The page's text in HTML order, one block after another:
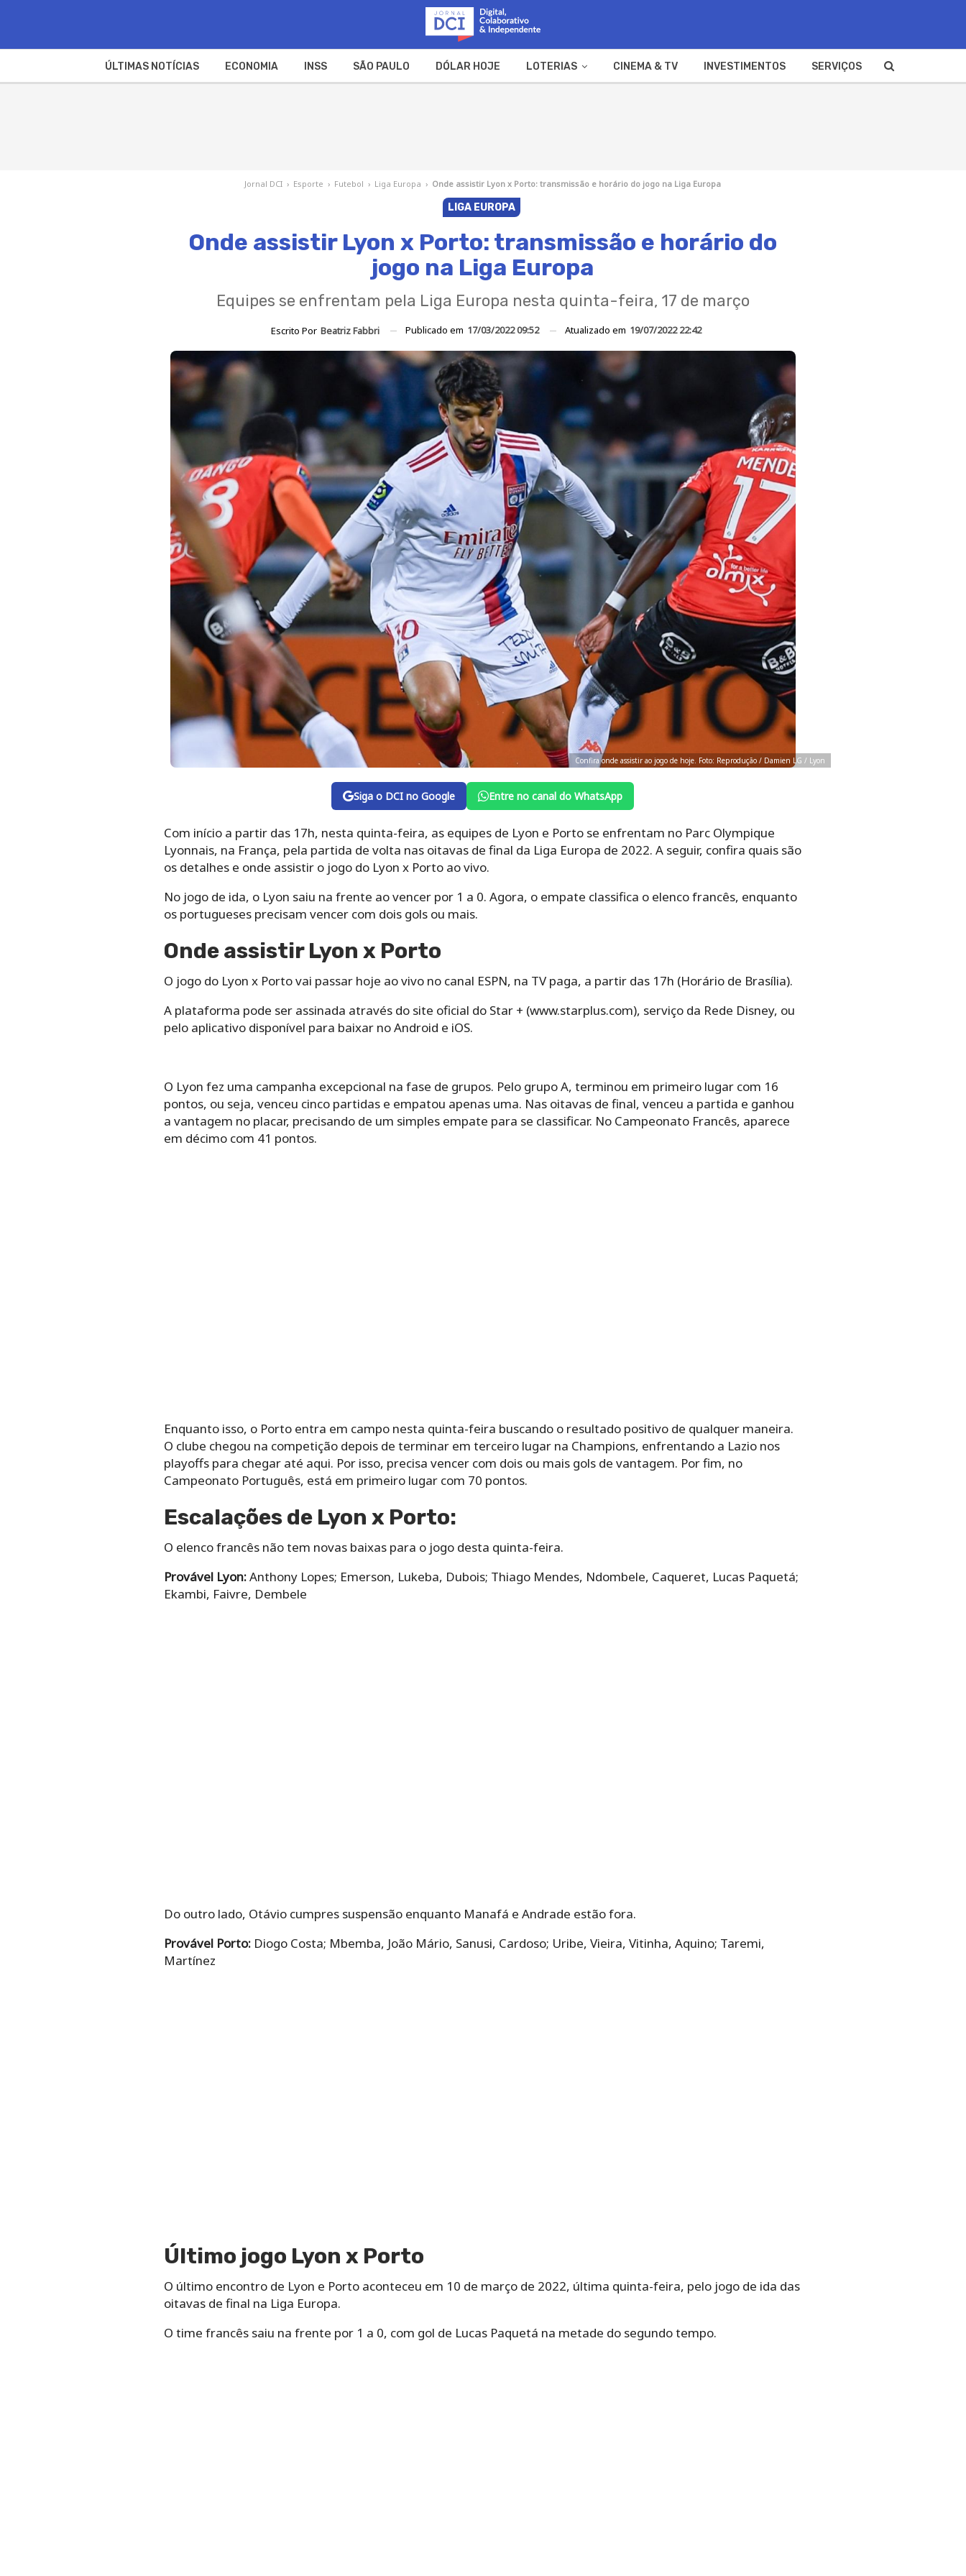
ÚLTIMAS NOTÍCIAS ECONOMIA INSS SÃO PAULO DÓLAR HOJE LOTERIAS CINEMA & TV INVESTIMENTOS SERVIÇOS
Jornal DCI › Esporte › Futebol › Liga Europa › Onde assistir Lyon x Porto: transmissão e horário do jogo na Liga Europa
LIGA EUROPA
Onde assistir Lyon x Porto: transmissão e horário do
jogo na Liga Europa
Equipes se enfrentam pela Liga Europa nesta quinta-feira, 17 de março
Escrito Por Beatriz Fabbri Publicado em 17/03/2022 09:52 Atualizado em 19/07/2022 22:42
Confira onde assistir ao jogo de hoje. Foto: Reprodução / Damien LG / Lyon
Siga o DCI no Google Entre no canal do WhatsApp
Com início a partir das 17h, nesta quinta-feira, as equipes de Lyon e Porto se enfrentam no Parc Olympique
Lyonnais, na França, pela partida de volta nas oitavas de final da Liga Europa de 2022. A seguir, confira quais são
os detalhes e onde assistir o jogo do Lyon x Porto ao vivo.
No jogo de ida, o Lyon saiu na frente ao vencer por 1 a 0. Agora, o empate classifica o elenco francês, enquanto
os portugueses precisam vencer com dois gols ou mais.
Onde assistir Lyon x Porto
O jogo do Lyon x Porto vai passar hoje ao vivo no canal ESPN, na TV paga, a partir das 17h (Horário de Brasília).
A plataforma pode ser assinada através do site oficial do Star + (www.starplus.com), serviço da Rede Disney, ou
pelo aplicativo disponível para baixar no Android e iOS.
O Lyon fez uma campanha excepcional na fase de grupos. Pelo grupo A, terminou em primeiro lugar com 16
pontos, ou seja, venceu cinco partidas e empatou apenas uma. Nas oitavas de final, venceu a partida e ganhou
a vantagem no placar, precisando de um simples empate para se classificar. No Campeonato Francês, aparece
em décimo com 41 pontos.
Enquanto isso, o Porto entra em campo nesta quinta-feira buscando o resultado positivo de qualquer maneira.
O clube chegou na competição depois de terminar em terceiro lugar na Champions, enfrentando a Lazio nos
playoffs para chegar até aqui. Por isso, precisa vencer com dois ou mais gols de vantagem. Por fim, no
Campeonato Português, está em primeiro lugar com 70 pontos.
Escalações de Lyon x Porto:
O elenco francês não tem novas baixas para o jogo desta quinta-feira.
Provável Lyon:Anthony Lopes; Emerson, Lukeba, Dubois; Thiago Mendes, Ndombele, Caqueret, Lucas Paquetá;
Ekambi, Faivre, Dembele
Do outro lado, Otávio cumpres suspensão enquanto Manafá e Andrade estão fora.
Provável Porto:Diogo Costa; Mbemba, João Mário, Sanusi, Cardoso; Uribe, Vieira, Vitinha, Aquino; Taremi,
Martínez
Último jogo Lyon x Porto
O último encontro de Lyon e Porto aconteceu em 10 de março de 2022, última quinta-feira, pelo jogo de ida das
oitavas de final na Liga Europa.
O time francês saiu na frente por 1 a 0, com gol de Lucas Paquetá na metade do segundo tempo.